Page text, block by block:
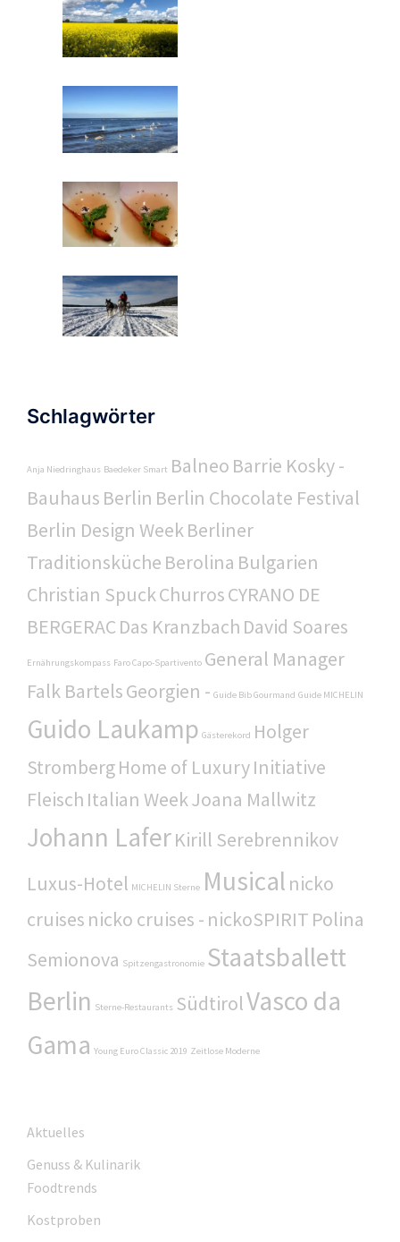
Schlagwörter
Anja Niedringhaus Baedeker Smart Balneo Barrie Kosky -
Bauhaus Berlin Berlin Chocolate Festival
Berlin Design WeekBerliner
Traditionsküche Berolina Bulgarien
Christian SpuckChurrosCYRANO DE
BERGERAC Das Kranzbach David Soares
Ernährungskompass Faro Capo-Spartivento General Manager
Falk BartelsGeorgien - Guide Bib Gourmand Guide MICHELIN
Guido Laukamp Gästerekord Holger
StrombergHome of LuxuryInitiative
Fleisch Italian WeekJoana Mallwitz
Johann LaferKirill Serebrennikov
Luxus-Hotel MICHELIN Sterne Musical nicko
cruises nicko cruises - nickoSPIRIT Polina
Semionova Spitzengastronomie Staatsballett
Berlin Sterne-Restaurants SüdtirolVasco da
Gama Young Euro Classic 2019 Zeitlose Moderne
Aktuelles
Genuss & Kulinarik
Foodtrends
Kostproben